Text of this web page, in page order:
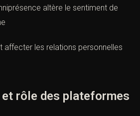
altère le sentiment de
affecter les relations personnelles
rôle des plateformes